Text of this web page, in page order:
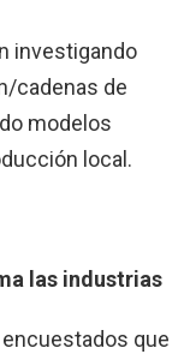
investigando
cadenas de
modelos
local.
las industrias
que